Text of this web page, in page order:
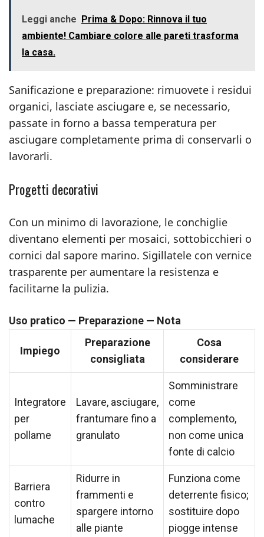
Leggi anche Prima & Dopo: Rinnova il tuo
ambiente! Cambiare colore alle pareti trasforma
la casa.
Sanificazione e preparazione: rimuovete i residui
organici, lasciate asciugare e, se necessario,
passate in forno a bassa temperatura per
asciugare completamente prima di conservarli o
lavorarli.
Progetti decorativi
Con un minimo di lavorazione, le conchiglie
diventano elementi per mosaici, sottobicchieri o
cornici dal sapore marino. Sigillatele con vernice
trasparente per aumentare la resistenza e
facilitarne la pulizia.
Uso pratico — Preparazione — Nota
Impiego
Preparazione
consigliata
Cosa
considerare
Integratore
per
pollame
Lavare, asciugare,
frantumare fino a
granulato
Somministrare
come
complemento,
non come unica
fonte di calcio
Barriera
contro
lumache
Ridurre in
frammenti e
spargere intorno
alle piante
Funziona come
deterrente fisico;
sostituire dopo
piogge intense